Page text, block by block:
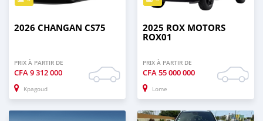
2026 CHANGAN CS75
PRIX À PARTIR DE
CFA9 312 000
Kpagoud
2025 ROX MOTORS
ROX01
PRIX À PARTIR DE
CFA55 000 000
Lome